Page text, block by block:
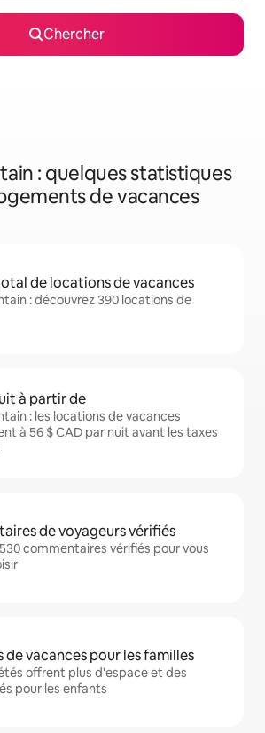
Chercher
: quelques statistiques
de vacances
de locations de vacances
: découvrez 390 locations de
à partir de
: les locations de vacances
à 56 $ CAD par nuit avant les taxes
de voyageurs vérifiés
commentaires vérifiés pour vous
de vacances pour les familles
offrent plus d'espace et des
pour les enfants